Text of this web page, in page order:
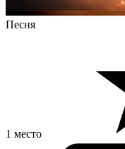
Песня
1 место